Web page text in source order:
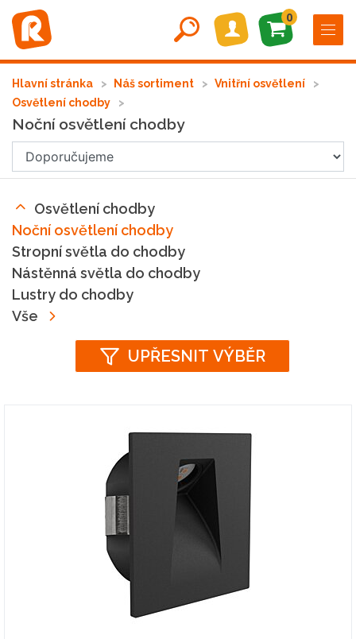
0
Hlavní stránka Náš sortiment
Vnitřní osvětlení
Osvětlení chodby
Noční osvětlení chodby
Osvětlení chodby
Noční osvětlení chodby
Stropní světla do chodby
Nástěnná světla do chodby
Lustry do chodby
Vše
UPŘESNIT VÝBĚR